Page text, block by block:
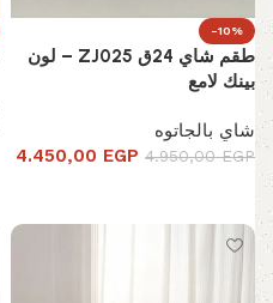
-10%
طقم شاي 24ق ZJ025 – لون
بينك لامع
شاي بالجاتوه
4.950,00EGP
4.450,00 EGP